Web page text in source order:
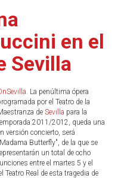
en el
Sevilla
. La penúltima ópera
por el Teatro de la
de Sevilla para la
2011/2012, queda una
versión concierto, será
Butterfly", de la que se
un total de ocho
entre el martes 5 y el
Real de esta tragedia de